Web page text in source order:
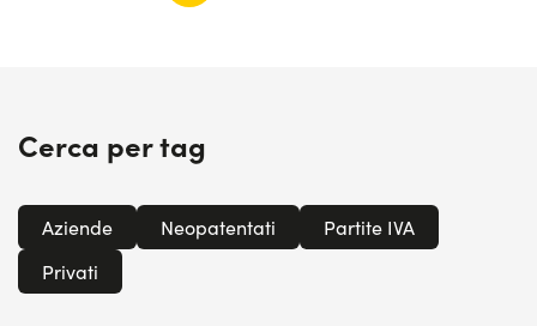
Cerca per tag
Aziende Neopatentati
Partite IVA
Privati